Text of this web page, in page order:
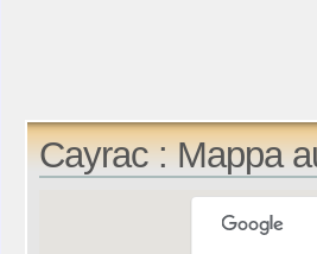
Cayrac : Mappa